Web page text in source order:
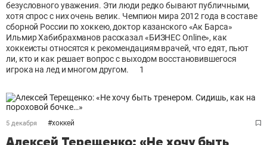
безусловного уважения. Эти люди редко бывают публичными,
хотя спрос с них очень велик. Чемпион мира 2012 года в составе
сборной России по хоккею, доктор казанского «Ак Барса»
Ильмир Хабибрахманов рассказал «БИЗНЕС Online», как
хоккеисты относятся к рекомендациям врачей, что едят, пьют
ли, кто и как решает вопрос с выходом восстановившегося
игрока на лед и многом другом.
1
5 декабря #хоккей
Алексей Терещенко: «Не хочу быть